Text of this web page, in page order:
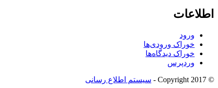
اطلاعات
ورود
خوراک ورودی‌ها
خوراک دیدگاه‌ها
وردپرس
© Copyright 2017 - سیستم اطلاع رسانی